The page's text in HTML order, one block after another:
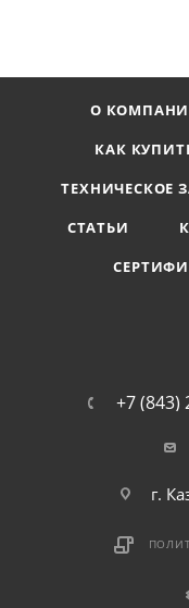
О
КАК
ТЕХНИЧЕСКОЕ
СТАТЬИ
+7 (843)
г.